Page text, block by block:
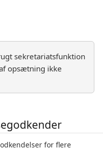
sekretariatsfunktion
opsætning ikke
for flere